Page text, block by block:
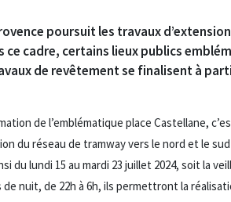
poursuit les travaux
ce cadre, certains lieux publics
de revêtement se finalisent à
de l’emblématique place Castellane,
du réseau de tramway vers le nord et le
du lundi 15 au mardi 23 juillet 2024, soit la
nuit, de 22h à 6h, ils permettront la